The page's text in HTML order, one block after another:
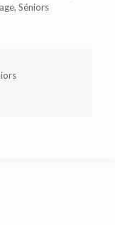
Séniors